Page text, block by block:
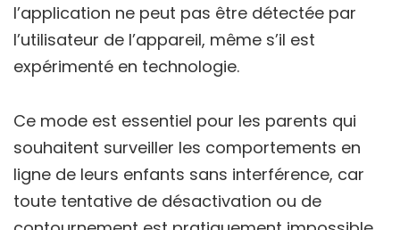
l’application ne peut pas être détectée par
l’utilisateur de l’appareil, même s’il est
expérimenté en technologie.
Ce mode est essentiel pour les parents qui
souhaitent surveiller les comportements en
ligne de leurs enfants sans interférence, car
toute tentative de désactivation ou de